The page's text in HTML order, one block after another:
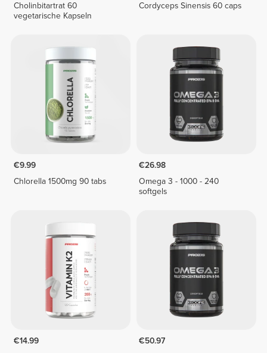
Cholinbitartrat 60
vegetarische Kapseln
Cordyceps Sinensis 60 caps
€9.99
Chlorella 1500mg 90 tabs
€26.98
Omega 3 - 1000 - 240
softgels
€14.99
€50.97